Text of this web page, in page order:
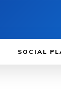
SOCIAL